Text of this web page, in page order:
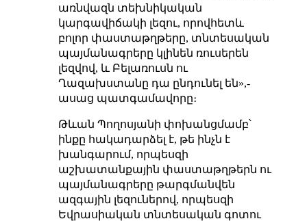
առնվազն տեխնիկական
կարգավիճակի լեզու, որովհետև
բոլոր փաստաթղթերը, տնտեսական
պայմանագրերը կլինեն ռուսերեն
լեզվով, և Բելառուսն ու
Ղազախստանը դա ընդունել են»,-
ասաց պատգամավորը։
Թևան Պողոսյանի փոխանցմամբ՝
ինքը հակադարձել է, թե ինչն է
խանգարում, որպեսզի
աշխատանքային փաստաթղթերն ու
պայմանագրերը թարգմանվեն
ազգային լեզուներով, որպեսզի
Եվրասիական տնտեսական գոտու